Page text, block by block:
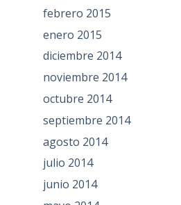
febrero 2015
enero 2015
diciembre 2014
noviembre 2014
octubre 2014
septiembre 2014
agosto 2014
julio 2014
junio 2014